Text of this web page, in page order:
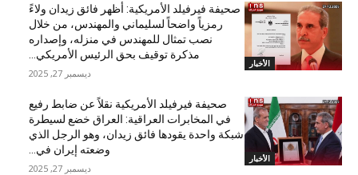
الأخبار
صحيفة فيرفيلد الأمريكية: أظهر فائق زيدان ولاءً
رمزياً واضحاً لسليماني والمهندس، من خلال
نصب تمثال للمهندس في منزله، وإصداره
مذكرة توقيف بحق الرئيس الأمريكي...
ديسمبر 27, 2025
الأخبار
صحيفة فيرفيلد الأمريكية نقلاً عن ضابط رفيع
في المخابرات العراقية: العراق خضع لسيطرة
شبكة واحدة يقودها فائق زيدان، وهو الرجل الذي
وضعته إيران في...
ديسمبر 27, 2025